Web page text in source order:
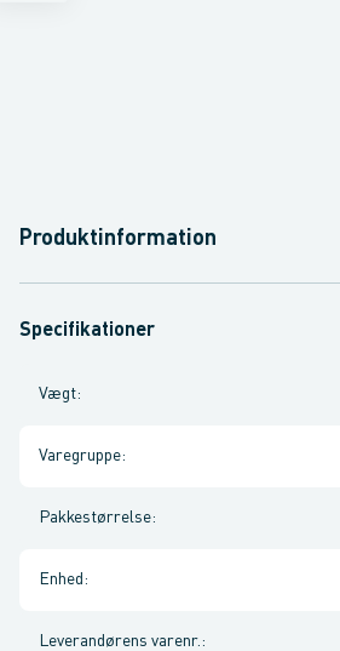
Produktinformation
Specifikationer
Vægt:
Varegruppe:
Pakkestørrelse:
Enhed :
Leverandørens varenr. :